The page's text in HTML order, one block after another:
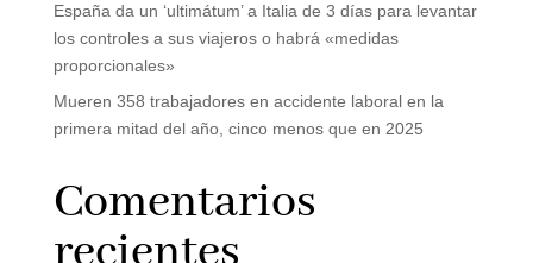
España da un ‘ultimátum’ a Italia de 3 días para levantar
los controles a sus viajeros o habrá «medidas
proporcionales»
Mueren 358 trabajadores en accidente laboral en la
primera mitad del año, cinco menos que en 2025
Comentarios